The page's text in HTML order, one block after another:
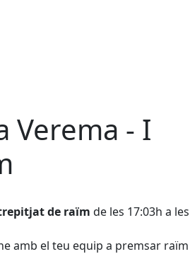
Verema - I
de raïm de les 17:03h a
amb el teu equip a premsar